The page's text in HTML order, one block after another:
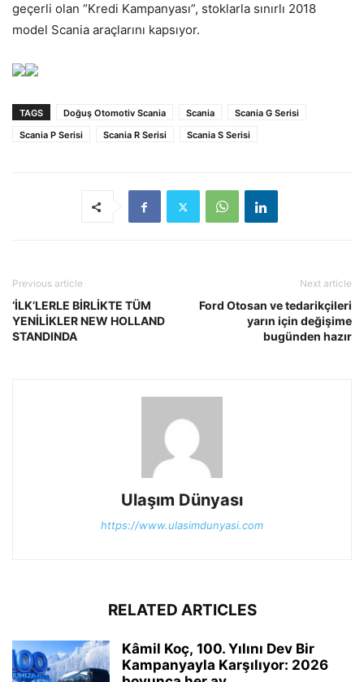
geçerli olan “Kredi Kampanyası”, stoklarla sınırlı 2018
model Scania araçlarını kapsıyor.
TAGS Doğuş Otomotiv Scania Scania
Scania G Serisi
Scania P Serisi
Scania R Serisi Scania S Serisi
Previous article
‘İLK’LERLE BİRLİKTE TÜM
YENİLİKLER NEW HOLLAND
STANDINDA
Next article
Ford Otosan ve tedarikçileri
yarın için değişime
bugünden hazır
Ulaşım Dünyası
https://www.ulasimdunyasi.com
RELATED ARTICLES
Kâmil Koç, 100. Yılını Dev Bir
Kampanyayla Karşılıyor: 2026